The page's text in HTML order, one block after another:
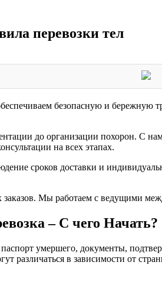
перевозки тел
безопасную и бережную
до организации похорон. С
на всех этапах.
сроков доставки и
Мы работаем с ведущими
– С чего Начать?
умершего, документы,
различаться в зависимости от